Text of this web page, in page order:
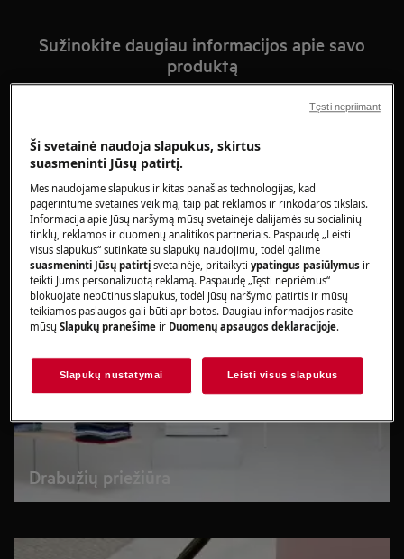
Sužinokite daugiau informacijos apie savo
produktą
Čia rasite visą informaciją - nuo pat pradžių iki
šalinti gedimus ar atlikti remontą.
Drabužių priežiūra
Ši svetainė naudoja slapukus, skirtus
suasmeninti Jūsų patirtį.
Mes naudojame slapukus ir kitas panašias technologijas, kad
pagerintume svetainės veikimą, taip pat reklamos ir rinkodaros tikslais.
Informacija apie Jūsų naršymą mūsų svetainėje dalijamės su socialinių
tinklų, reklamos ir duomenų analitikos partneriais. Paspaudę „Leisti
visus slapukus“ sutinkate su slapukų naudojimu, todėl galime
suasmeninti Jūsų patirtįsvetainėje, pritaikytiypatingus pasiūlymus ir
teikti Jums personalizuotą reklamą. Paspaudę „Tęsti nepriėmus“
blokuojate nebūtinus slapukus, todėl Jūsų naršymo patirtis ir mūsų
teikiamos paslaugos gali būti apribotos. Daugiau informacijos rasite
mūsųSlapukų pranešime ir Duomenų apsaugos deklaracijoje.
Slapukų nustatymai Leisti visus slapukus
Tęsti nepriimant